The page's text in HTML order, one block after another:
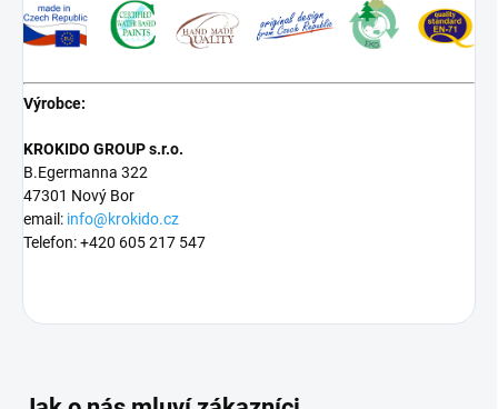
Výrobce:
KROKIDO GROUP s.r.o.
B.Egermanna 322
47301 Nový Bor
email: info@krokido.cz
Telefon: +420 605 217 547